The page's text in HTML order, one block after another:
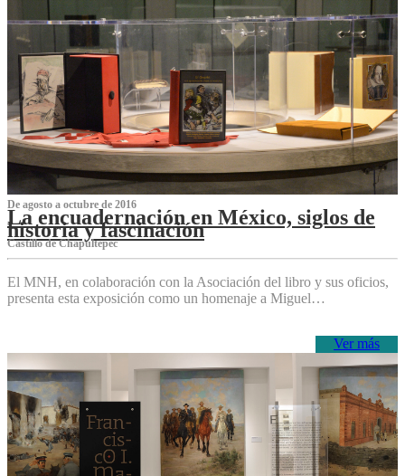
De agosto a octubre de 2016
La encuadernación en México, siglos de
historia y fascinación
Castillo de Chapultepec
El MNH, en colaboración con la Asociación del libro y sus oficios,
presenta esta exposición como un homenaje a Miguel…
Ver más